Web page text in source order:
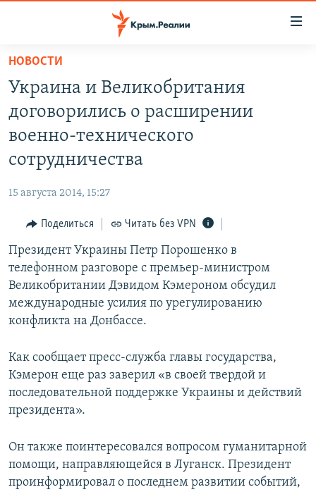
Вернуться
основному
содержанию
главной
Вернутся
поиску
СПЕЦПРОЕКТЫ
ИНТЕРАКТИВ
ИНФОГРАФИКА
ТЕЛЕПРОЕКТ КРЫМ.РЕАЛИИ
СОВЕТЫ ПРАВОЗАЩИТНИКОВ
ПРОПАВШИЕ БЕЗ ВЕСТИ
ПОБЕДИТЕЛЕЙ НЕ СУДЯТ?
КРЫМ.НЕПОКОРЕННЫЙ
ELIFBE
УКРАИНСКАЯ ПРОБЛЕМА КРЫМА
РАДІО СВОБОДА
КАК ОБОЙТИ БЛОКИРОВКУ
Українською
Qırımtatar
ПРИСОЕДИНЯЙТЕСЬ!
НОВОСТИ
Украина и Великобритания
договорились о расширении
военно-технического
сотрудничества
15 августа 2014, 15:27
Поделиться Читать без VPN
Президент Украины Петр Порошенко в
телефонном разговоре с премьер-министром
Великобритании Дэвидом Кэмероном обсудил
международные усилия по урегулированию
конфликта на Донбассе.
Как сообщает пресс-служба главы государства,
Кэмерон еще раз заверил «в своей твердой и
последовательной поддержке Украины и действий
президента».
Он также поинтересовался вопросом гуманитарной
помощи, направляющейся в Луганск. Президент
проинформировал о последнем развитии событий,